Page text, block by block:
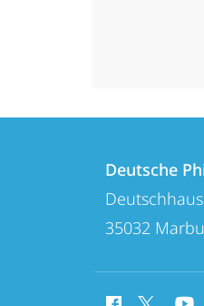
Informationen
Deutsche
Philologie
des
Deutsche
35032